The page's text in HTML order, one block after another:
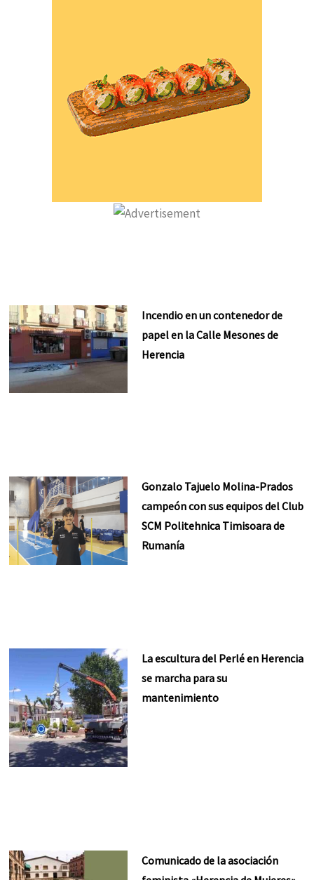
Incendio en un contenedor de
papel en la Calle Mesones de
Herencia
Gonzalo Tajuelo Molina-Prados
campeón con sus equipos del Club
SCM Politehnica Timisoara de
Rumanía
La escultura del Perlé en Herencia
se marcha para su
mantenimiento
Comunicado de la asociación